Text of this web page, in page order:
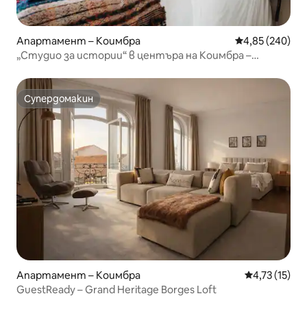
Апартамент – Коимбра Средна
4,85 (240)
„Студио за истории“ в центъра на Коимбра –
Супердомакин
Супердомакин
Апартамент – Коимбра Средна
4,73 (15)
GuestReady – Grand Heritage Borges Loft